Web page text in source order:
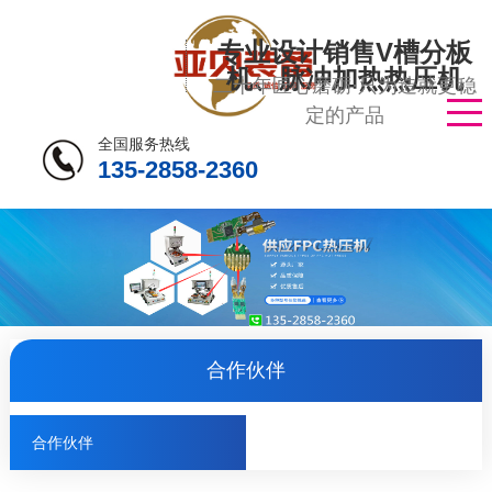
专业设计销售V槽分板
机、脉冲加热热压机
二十年匠心磨砺·只为造就更稳
定的产品
全国服务热线
135-2858-2360
合作伙伴
合作伙伴